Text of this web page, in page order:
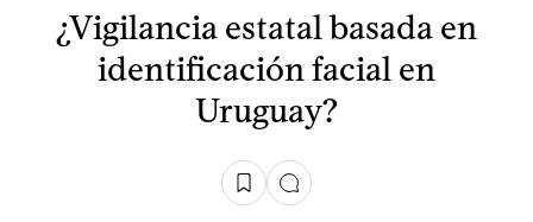
¿Vigilancia estatal basada en
identificación facial en
Uruguay?